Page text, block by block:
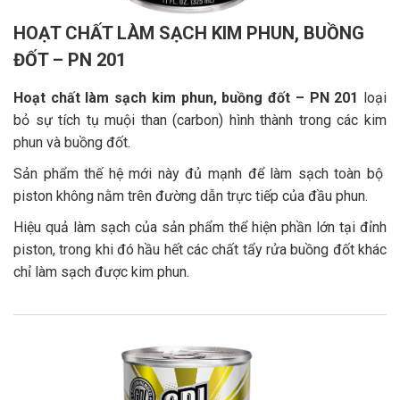
HOẠT CHẤT LÀM SẠCH KIM PHUN, BUỒNG
ĐỐT – PN 201
Hoạt chất làm sạch kim phun, buồng đốt – PN 201 loại
bỏ sự tích tụ muội than (carbon) hình thành trong các kim
phun và buồng đốt.
Sản phẩm thế hệ mới này đủ mạnh để làm sạch toàn bộ
piston không nằm trên đường dẫn trực tiếp của đầu phun.
Hiệu quả làm sạch của sản phẩm thể hiện phần lớn tại đỉnh
piston, trong khi đó hầu hết các chất tẩy rửa buồng đốt khác
chỉ làm sạch được kim phun.